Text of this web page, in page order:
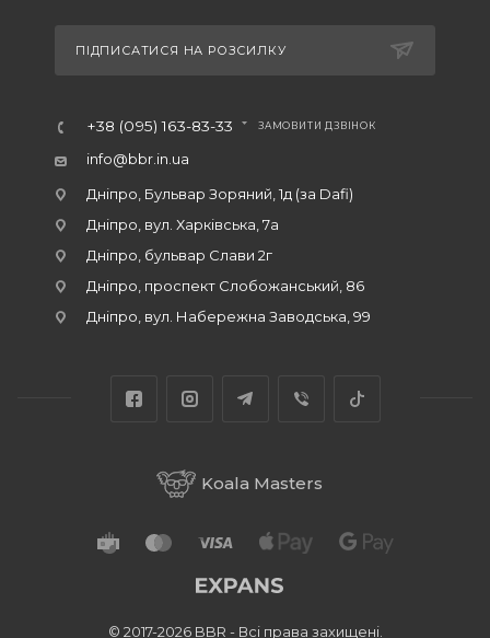
ПІДПИСАТИСЯ НА РОЗСИЛКУ
+38 (095) 163-83-33 ЗАМОВИТИ ДЗВІНОК
info@bbr.in.ua
Дніпро, Бульвар Зоряний, 1д (за Dafi)
Дніпро, вул. Харківська, 7а
Дніпро, бульвар Слави 2г
Дніпро, проспект Слобожанський, 86
Дніпро, вул. Набережна Заводська, 99
Koala Masters
© 2017-2026 BBR - Всі права захищені.